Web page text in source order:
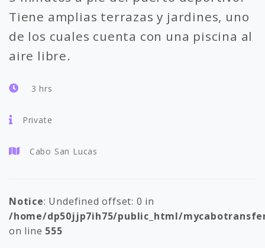
Tiene amplias terrazas y jardines, uno
de los cuales cuenta con una piscina al
aire libre.
3 hrs
Private
Cabo San Lucas
Notice: Undefined offset: 0 in
/home/dp50jjp7ih75/public_html/
on line 555